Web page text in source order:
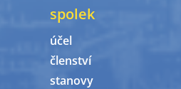
spolek
účel
členství
stanovy